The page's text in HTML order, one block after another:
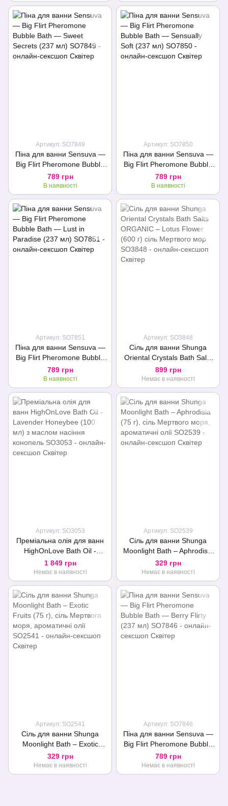
Артикул: SO7849
Піна для ванни Sensuva —
Big Flirt Pheromone Bubble
Bath — Sweet Secrets (237
мл)
789 грн
В наявності
Артикул: SO7850
Піна для ванни Sensuva —
Big Flirt Pheromone Bubble
Bath — Sensually Soft (237
мл)
789 грн
В наявності
Артикул: SO7851
Піна для ванни Sensuva —
Big Flirt Pheromone Bubble
Bath — Lust in Paradise (237
мл)
789 грн
В наявності
Артикул: SO3848
Сіль для ванни Shunga
Oriental Crystals Bath Salts
ORGANIC – Lotus Flower
(600 г) сіль Мертвого мор
899 грн
Немає в наявності
Артикул: SO3053
Преміальна олія для ванн
HighOnLove Bath Oil -
Lavender Honeybee (100
мл) з маслом насіння
конопель
1 849 грн
Немає в наявності
Артикул: SO2539
Сіль для ванни Shunga
Moonlight Bath – Aphrodisia
(75 г), сіль Мертвого моря,
ароматичні олії
329 грн
Немає в наявності
Артикул: SO2541
Сіль для ванни Shunga
Moonlight Bath – Exotic
Fruits (75 г), сіль Мертвого
моря, ароматичні олії
329 грн
Немає в наявності
Артикул: SO7846
Піна для ванни Sensuva —
Big Flirt Pheromone Bubble
Bath — Berry Flirty (237 мл)
789 грн
Немає в наявності